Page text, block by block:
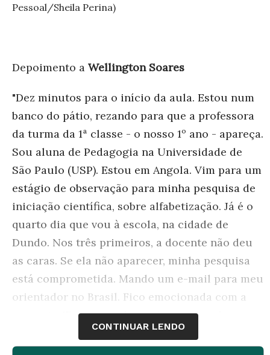
Pessoal/Sheila Perina)
Depoimento a Wellington Soares
"Dez minutos para o início da aula. Estou num
banco do pátio, rezando para que a professora
da turma da 1ª classe - o nosso 1º ano - apareça.
Sou aluna de Pedagogia na Universidade de
São Paulo (USP). Estou em Angola. Vim para um
estágio de observação para minha pesquisa de
iniciação científica, sobre alfabetização. Já é o
quarto dia que vou à escola, na cidade de
Dundo. Nos três primeiros, a docente não deu
as caras. Se ela não aparecer, minha pesquisa
está comprometida. Mando um e-mail para meu
orientador no Brasil. Fico emocionada com a
resposta: 'Entre na sala, ensine e aprenda com
essas crianças. Elas têm direito a ter uma
professora'.
CONTINUAR LENDO